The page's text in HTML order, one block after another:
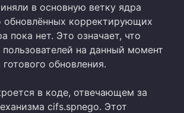
в основную ветку ядра
обновлённых корректирующих
пока нет. Это означает, что
на данный момент
обновления.
в коде, отвечающем за
cifs.spnego. Этот